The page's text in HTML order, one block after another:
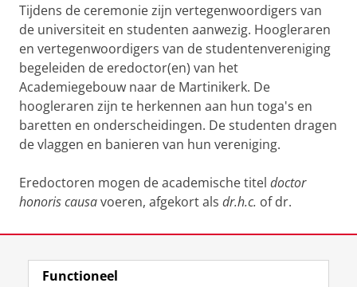
Tijdens de ceremonie zijn vertegenwoordigers van
de universiteit en studenten aanwezig. Hoogleraren
en vertegenwoordigers van de studentenvereniging
begeleiden de eredoctor(en) van het
Academiegebouw naar de Martinikerk. De
hoogleraren zijn te herkennen aan hun toga's en
baretten en onderscheidingen. De studenten dragen
de vlaggen en banieren van hun vereniging.
Eredoctoren mogen de academische titel doctor
honoris causavoeren, afgekort als dr.h.c. of dr.
View this page in:English
Functioneel